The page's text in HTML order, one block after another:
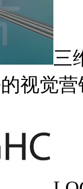
三
视觉